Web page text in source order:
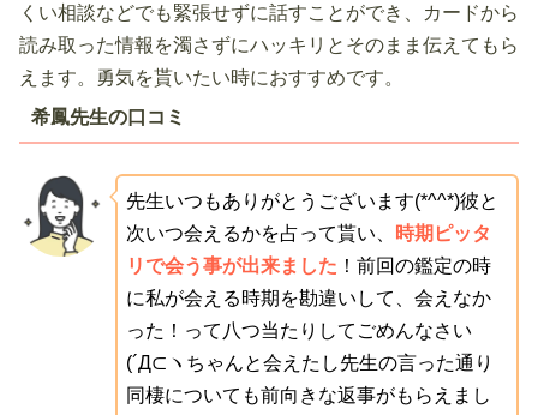
くい相談などでも緊張せずに話すことができ、カードから
読み取った情報を濁さずにハッキリとそのまま伝えてもら
えます。勇気を貰いたい時におすすめです。
希鳳先生の口コミ
先生いつもありがとうございます(*^^*)彼と
次いつ会えるかを占って貰い、 時期ピッタ
リで会う事が出来ました ！前回の鑑定の時
に私が会える時期を勘違いして、会えなか
った！って八つ当たりしてごめんなさい
(´Д⊂ヽちゃんと会えたし先生の言った通り
同棲についても前向きな返事がもらえまし